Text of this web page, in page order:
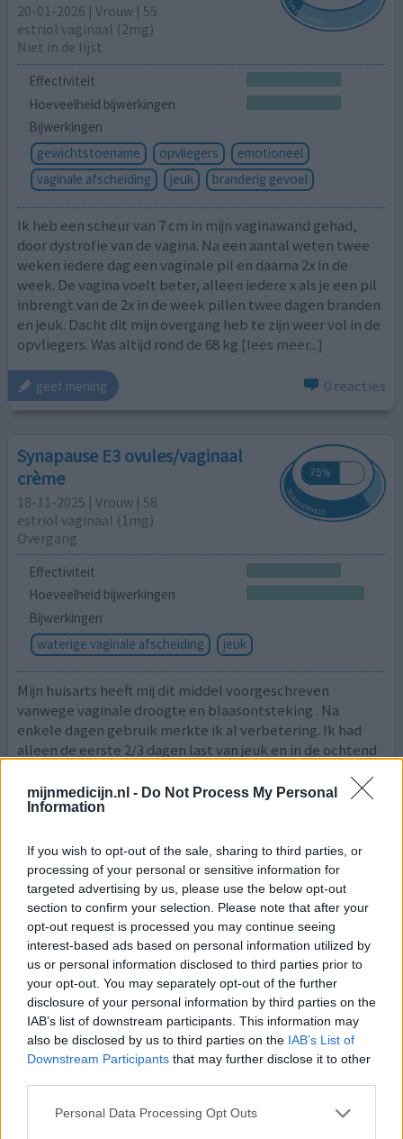
mijnmedicijn.nl - Do Not Process My Personal
Information
If you wish to opt-out of the sale, sharing to third parties, or
processing of your personal or sensitive information for
targeted advertising by us, please use the below opt-out
section to confirm your selection. Please note that after your
opt-out request is processed you may continue seeing
interest-based ads based on personal information utilized by
us or personal information disclosed to third parties prior to
your opt-out. You may separately opt-out of the further
disclosure of your personal information by third parties on the
IAB’s list of downstream participants. This information may
also be disclosed by us to third parties on the IAB’s List of
Downstream Participants that may further disclose it to other
Personal Data Processing Opt Outs
20-01-2026 | Vrouw | 55
estriol vaginaal (2mg)
Niet in de lijst
Effectiviteit
Hoeveelheid bijwerkingen
Bijwerkingen
gewichtstoename
opvliegers
emotioneel
vaginale afscheiding
jeuk branderig gevoel
Ik heb een scheur van 7 cm in mijn vaginawand gehad,
door dystrofie van de vagina. Na een aantal weten twee
weken iedere dag een vaginale pil en daarna 2x in de
week. De vagina voelt beter, alleen iedere x als je een pil
inbrengt van de 2x in de week pillen twee dagen branden
en jeuk. Dacht dit mijn overgang heb te zijn weer vol in de
opvliegers. Was altijd rond de 68 kg [lees meer...]
geef mening 0 reacties
Synapause E3 ovules/vaginaal
crème
18-11-2025 | Vrouw | 58
estriol vaginaal (1mg)
Overgang
Effectiviteit
Hoeveelheid bijwerkingen
Bijwerkingen
waterige vaginale afscheiding
jeuk
Mijn huisarts heeft mij dit middel voorgeschreven
vanwege vaginale droogte en blaasontsteking . Na
enkele dagen gebruik merkte ik al verbetering. Ik had
alleen de eerste 2/3 dagen last van jeuk en in de ochtend
en mag hierna gaan afbouwen. Ik ga ervan uit dat de
afscheiding dan ook minder wordt. Ik ben positief tot
geef mening 0 reacties
Synapause E3 ovules/vaginaal
crème
15-11-2025 | Vrouw | 57
estriol vaginaal (1mg/g)
Niet in de lijst
Effectiviteit